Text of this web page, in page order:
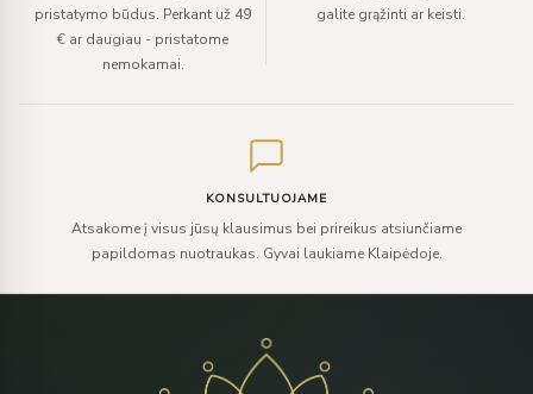
pristatymo būdus. Perkant už 49
€ ar daugiau - pristatome
nemokamai.
galite grąžinti ar keisti.
KONSULTUOJAME
Atsakome į visus jūsų klausimus bei prireikus atsiunčiame
papildomas nuotraukas. Gyvai laukiame Klaipėdoje.